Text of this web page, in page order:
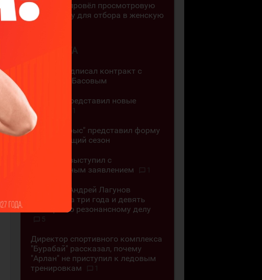
"Алматы" провёл просмотровую
тренировку для отбора в женскую
команду
4 АВГУСТА
"Арлан" подписал контракт с
Кириллом Басовым
"Горняк" представил новые
джерси
1
"Бейбарыс" представил форму
на следующий сезон
"Алматы" выступил с
официальным заявлением
1
Хоккеист Андрей Лагунов
осуждён на три года и девять
месяцев по резонансному делу
5
Директор спортивного комплекса
"Бурабай" рассказал, почему
"Арлан" не приступил к ледовым
тренировкам
1